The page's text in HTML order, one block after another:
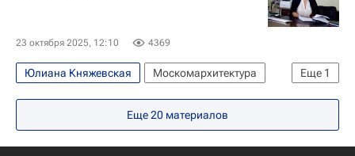
23 октября 2025, 12:10 4369
Еще 1
Юлиана Княжевская
Москомархитектура
Москва
Еще20 материалов